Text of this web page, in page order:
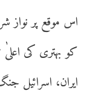
اس موقع پر نواز
کو بہتری کی
ایران، اسرائیل